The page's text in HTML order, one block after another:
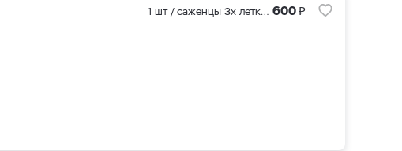
1 шт / саженцы 3х летки (ЗКС ) 600₽